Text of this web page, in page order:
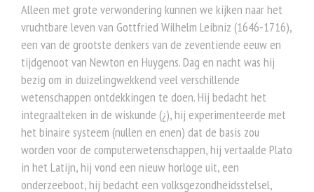
Alleen met grote verwondering kunnen we kijken naar het
vruchtbare leven van Gottfried Wilhelm Leibniz (1646-1716),
een van de grootste denkers van de zeventiende eeuw en
tijdgenoot van Newton en Huygens. Dag en nacht was hij
bezig om in duizelingwekkend veel verschillende
wetenschappen ontdekkingen te doen. Hij bedacht het
integraalteken in de wiskunde (¿), hij experimenteerde met
het binaire systeem (nullen en enen) dat de basis zou
worden voor de computerwetenschappen, hij vertaalde Plato
in het Latijn, hij vond een nieuw horloge uit, een
onderzeeboot, hij bedacht een volksgezondheidsstelsel,